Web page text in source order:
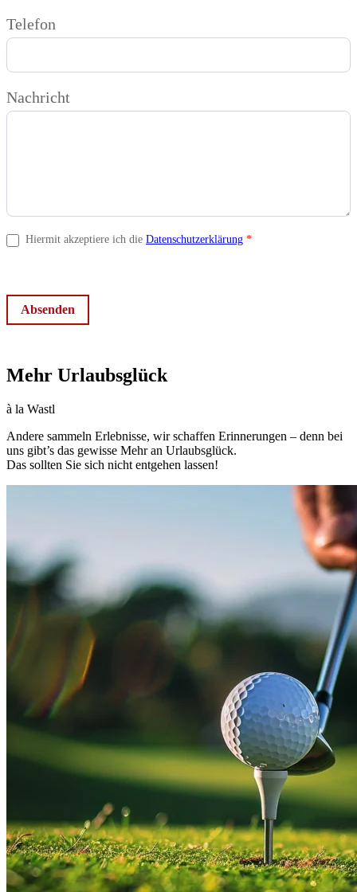
Telefon
Nachricht
Hiermit akzeptiere ich die Datenschutzerklärung *
Absenden
Mehr Urlaubsglück
à la Wastl
Andere sammeln Erlebnisse, wir schaffen Erinnerungen – denn bei
uns gibt’s das gewisse Mehr an Urlaubsglück.
Das sollten Sie sich nicht entgehen lassen!